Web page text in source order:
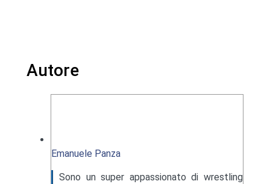
Autore
Emanuele Panza
Sono un super appassionato di wrestling